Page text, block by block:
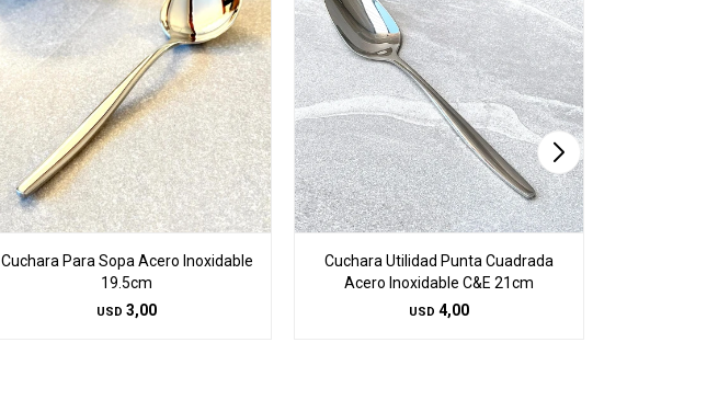
Cuchara Para Sopa Acero Inoxidable
19.5cm
USD 3,00
Cuchara Utilidad Punta Cuadrada
Acero Inoxidable C&E 21cm
USD 4,00